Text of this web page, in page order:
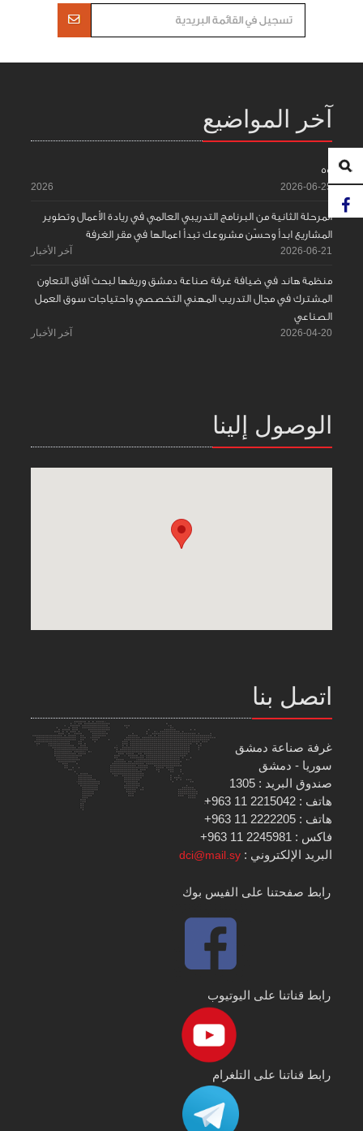
آخر المواضيع
55
2026-06-25
2026
المرحلة الثانية من البرنامج التدريبي العالمي في ريادة الأعمال وتطوير
المشاريع ابدأ وحسّن مشروعك تبدأ اعمالها في مقر الغرفة
2026-06-21 آخر الأخبار
منظمة هاند في ضيافة غرفة صناعة دمشق وريفها لبحث آفاق التعاون
المشترك في مجال التدريب المهني التخصصي واحتياجات سوق العمل
الصناعي
2026-04-20 آخر الأخبار
الوصول إلينا
اتصل بنا
غرفة صناعة دمشق
سوريا - دمشق
صندوق البريد : 1305
هاتف : 2215042 11 963+
هاتف : 2222205 11 963+
فاكس : 2245981 11 963+
البريد الإلكتروني :dci@mail.sy
رابط صفحتنا على الفيس بوك
رابط قناتنا على اليوتيوب
رابط قناتنا على التلغرام